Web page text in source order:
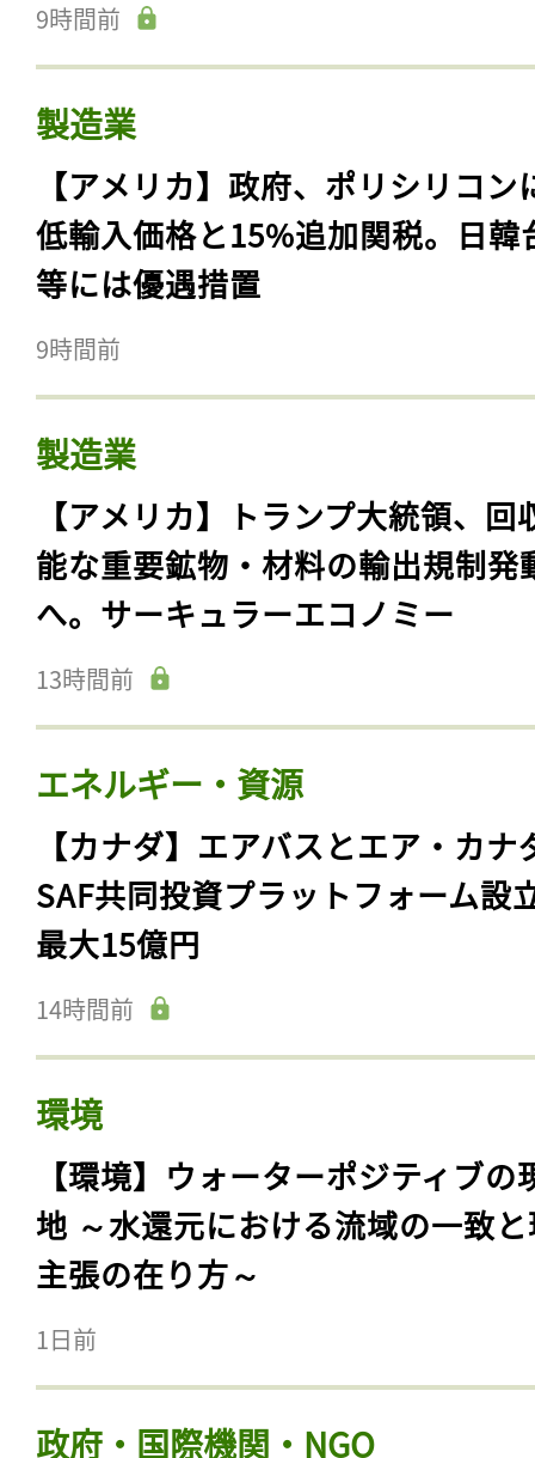
9時間前
製造業
【アメリカ】政府、ポリシリコン
低輸入価格と15%追加関税。日韓
等には優遇措置
9時間前
製造業
【アメリカ】トランプ大統領、回
能な重要鉱物・材料の輸出規制発
へ。サーキュラーエコノミー
13時間前
エネルギー・資源
【カナダ】エアバスとエア・カナ
SAF共同投資プラットフォーム設
最大15億円
14時間前
環境
【環境】ウォーターポジティブの
地 ～水還元における流域の一致
主張の在り方～
1日前
政府・国際機関・NGO